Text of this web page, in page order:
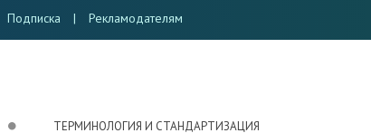
Подписка | Рекламодателям
ТЕРМИНОЛОГИЯ И СТАНДАРТИЗАЦИЯ